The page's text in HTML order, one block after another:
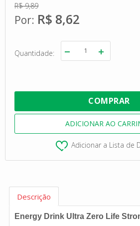
R$ 9,89
R$ 8,62
Quantidade
Adicionar a Lista de
Descrição
Energy Drink Ultra Zero Life